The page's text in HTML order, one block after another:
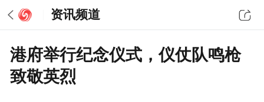
资讯频道
港府举行纪念仪式，仪仗队鸣枪
致敬英烈